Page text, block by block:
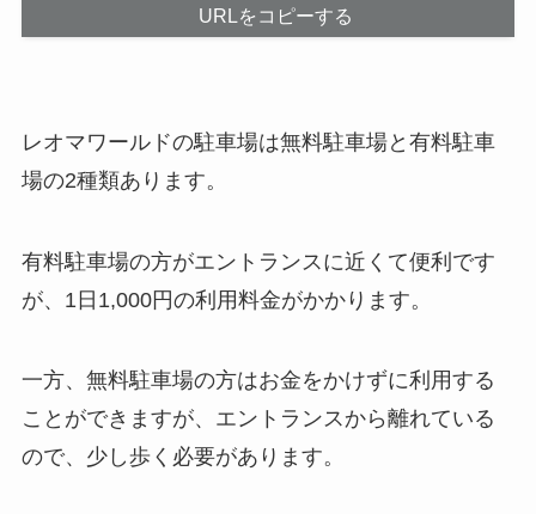
URLをコピーする
レオマワールドの駐車場は無料駐車場と有料駐車
場の2種類あります。
有料駐車場の方がエントランスに近くて便利です
が、1日1,000円の利用料金がかかります。
一方、無料駐車場の方はお金をかけずに利用する
ことができますが、エントランスから離れている
ので、少し歩く必要があります。